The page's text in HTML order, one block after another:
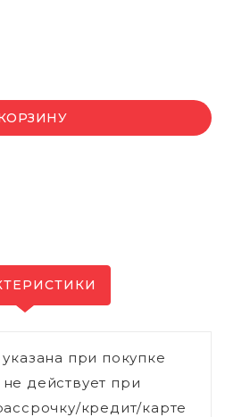
при покупке
действует при
кредит/карте